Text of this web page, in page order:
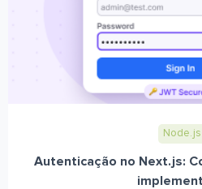
Node.js
Autenticação no Next.js: